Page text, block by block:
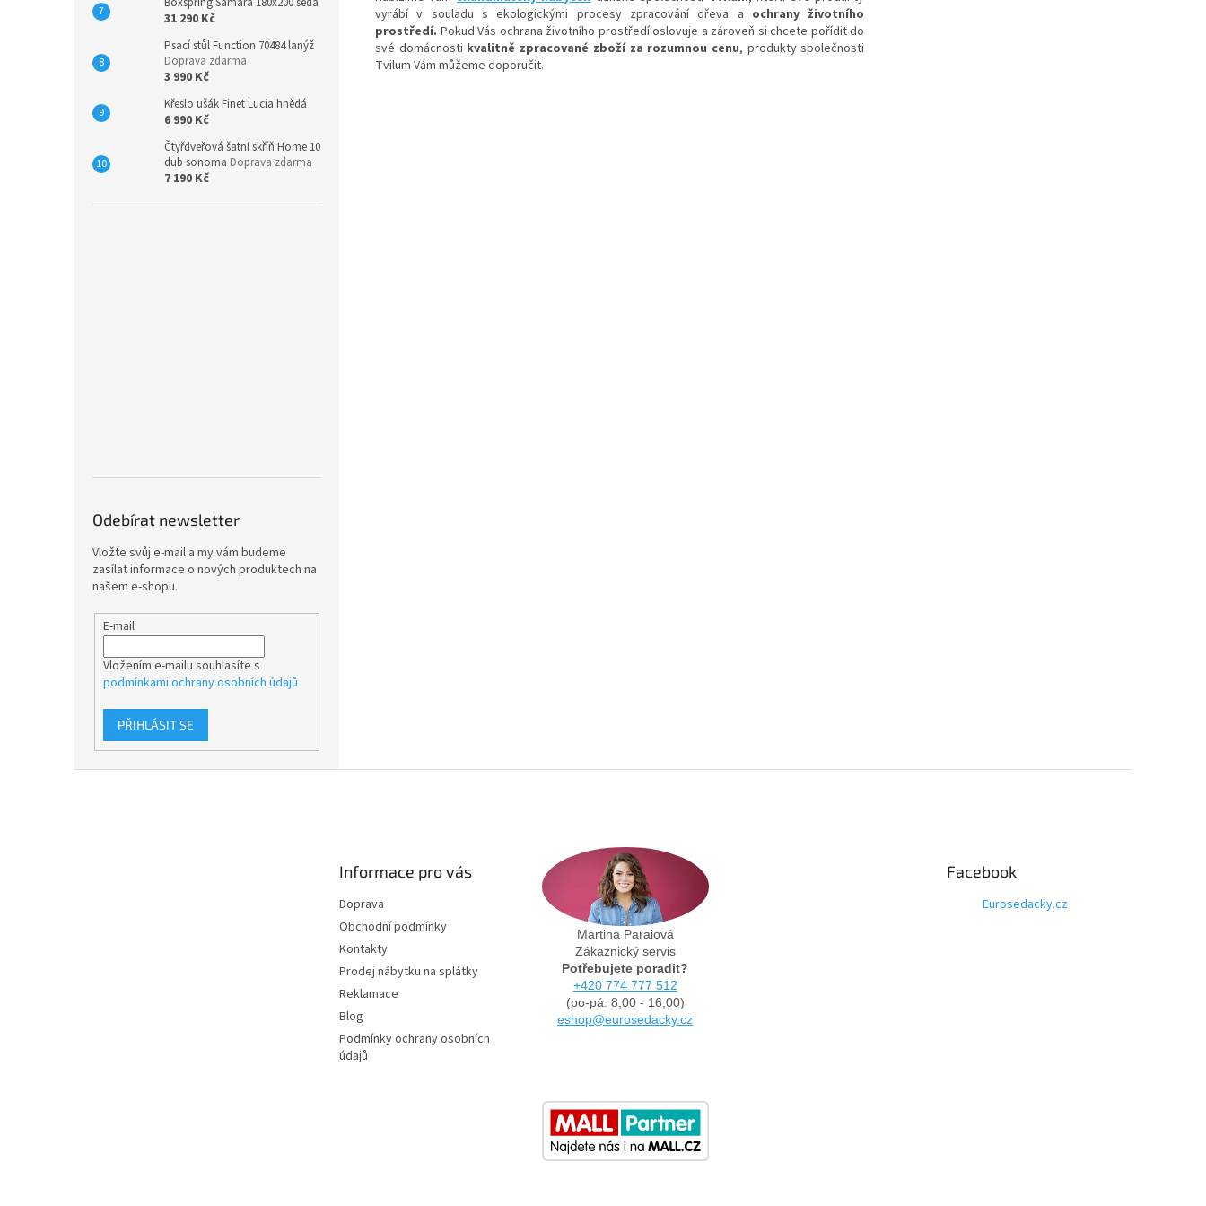
31 290 Kč
Psací stůl Function 70484 lanýž
Doprava zdarma
3 990 Kč
Křeslo ušák Finet Lucia hnědá
6 990 Kč
Čtyřdveřová šatní skříň Home 10
dub sonoma Doprava zdarma
7 190 Kč
Odebírat newsletter
Vložte svůj e-mail a my vám budeme
zasílat informace o nových produktech na
našem e-shopu.
E-mail
Vložením e-mailu souhlasíte s
podmínkami ochrany osobních údajů
PŘIHLÁSIT SE
vyrábí v souladu s ekologickými procesy zpracování dřeva a ochrany životního
prostředí. Pokud Vás ochrana životního prostředí oslovuje a zároveň si chcete pořídit do
své domácnosti kvalitně zpracované zboží za rozumnou cenu, produkty společnosti
Tvilum Vám můžeme doporučit.
Informace pro vás
Doprava
Obchodní podmínky
Kontakty
Prodej nábytku na splátky
Reklamace
Blog
Podmínky ochrany osobních
údajů
Martina Paraiová
Zákaznický servis
Potřebujete poradit?
+420 774 777 512
(po-pá: 8,00 - 16,00)
eshop@eurosedacky.cz
Facebook
Eurosedacky.cz